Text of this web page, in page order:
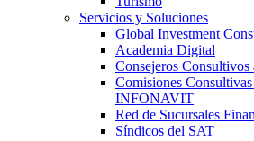
Servicios y Soluciones
Global Investment
Academia Digital
Consejeros Consultivos
Comisiones
INFONAVIT
Red de Sucursales
Síndicos del SAT